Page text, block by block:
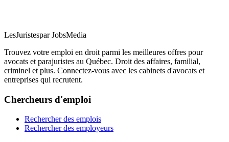
LesJuristespar JobsMedia
Trouvez votre emploi en droit parmi les meilleures offres pour
avocats et parajuristes au Québec. Droit des affaires, familial,
criminel et plus. Connectez-vous avec les cabinets d'avocats et
entreprises qui recrutent.
Chercheurs d'emploi
Rechercher des emplois
Rechercher des employeurs